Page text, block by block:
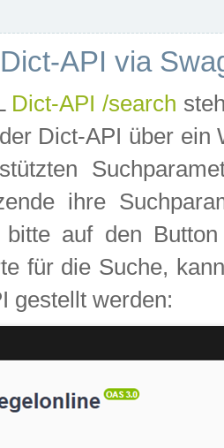
API via
Dict-API /search
Dict-API über
ihre
bitte auf den
für die Suche,
gestellt werden: